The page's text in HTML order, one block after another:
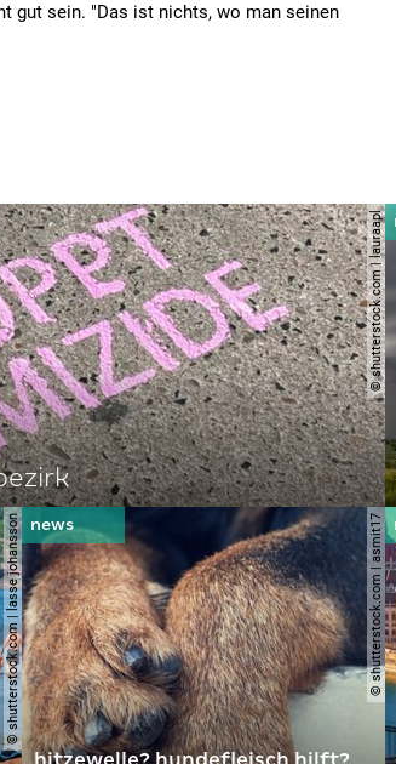
gut sein. "Das ist nichts, wo man seinen
© shutterstock.com | lauraapl
© shutterstock.com | lasse johansson © shutterstock.com | asmit17